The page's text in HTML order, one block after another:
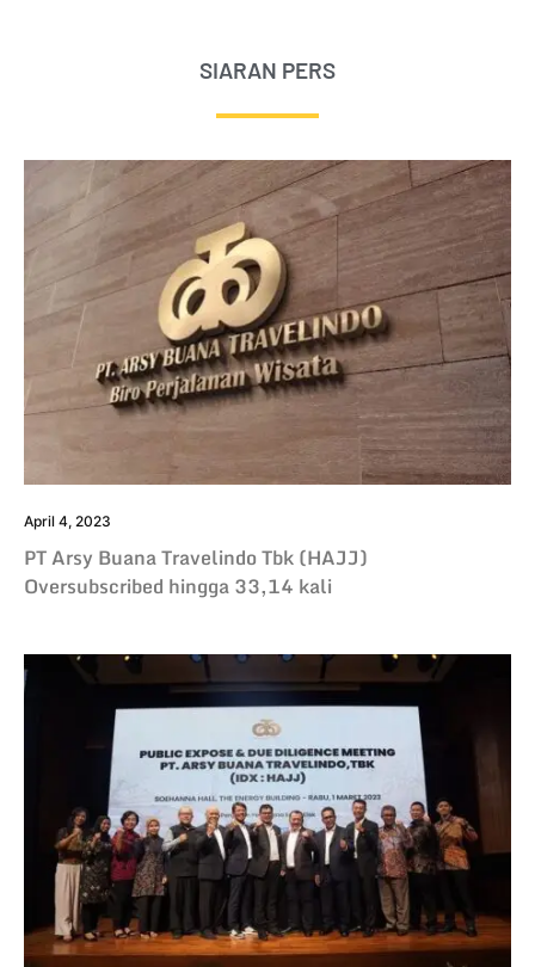
SIARAN PERS
April 4, 2023
PT Arsy Buana Travelindo Tbk (HAJJ)
Oversubscribed hingga 33,14 kali